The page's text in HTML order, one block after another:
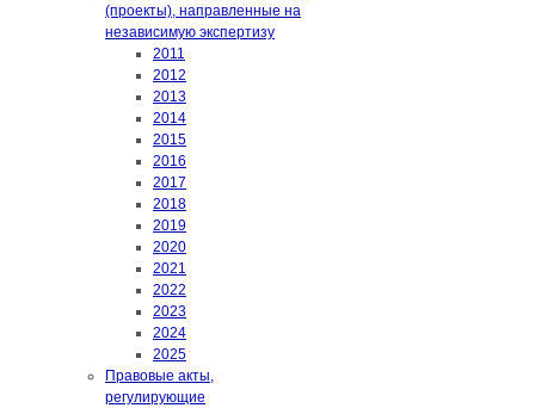
(проекты), направленные на
независимую экспертизу
2011
2012
2013
2014
2015
2016
2017
2018
2019
2020
2021
2022
2023
2024
2025
Правовые акты,
регулирующие